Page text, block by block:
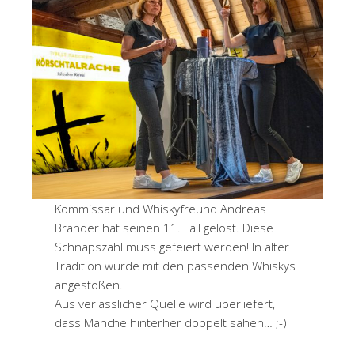
Kommissar und Whiskyfreund Andreas
Brander hat seinen 11. Fall gelöst. Diese
Schnapszahl muss gefeiert werden! In alter
Tradition wurde mit den passenden Whiskys
angestoßen.
Aus verlässlicher Quelle wird überliefert,
dass Manche hinterher doppelt sahen… ;-)